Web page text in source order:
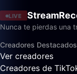
LIVE
Nunca te pierdas una
Creadores Destacados
Ver creadores
Creadores de